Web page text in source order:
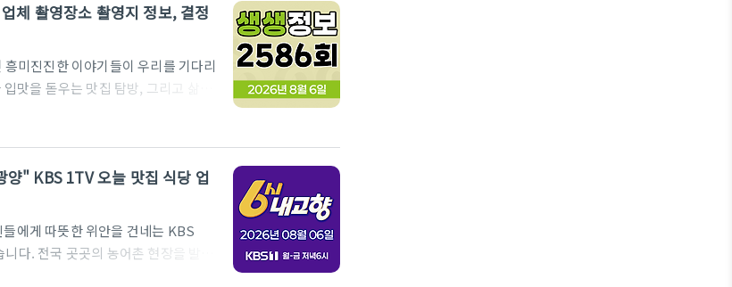
너와 알찬 업체 정보들을 꼼꼼하게
체 촬영장소 촬영지 정보, 결정
미진진한 이야기들이 우리를 기다리
맛을 돋우는 맛집 탐방, 그리고 삶의
맛집부터 버스 하나로 떠나는 영덕의
정보를 빠짐없이 정리해 드릴 예정
" KBS 1TV 오늘 맛집 식당 업
에게 따뜻한 위안을 건네는 KBS
다. 전국 곳곳의 농어촌 현장을 발로